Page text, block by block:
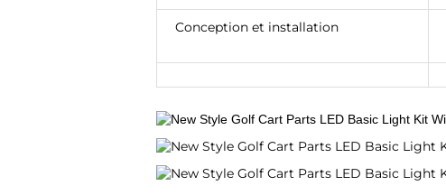
Conception et installation